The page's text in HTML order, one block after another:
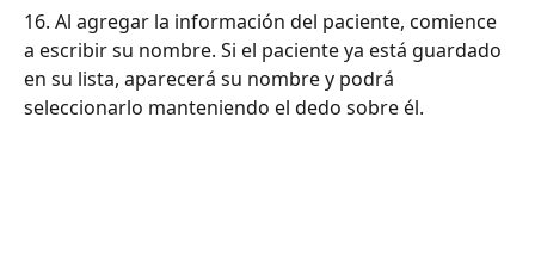
16. Al agregar la información del paciente, comience
a escribir su nombre. Si el paciente ya está guardado
en su lista, aparecerá su nombre y podrá
seleccionarlo manteniendo el dedo sobre él.